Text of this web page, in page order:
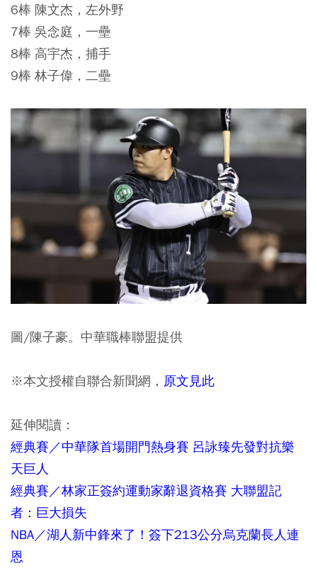
6棒 陳文杰，左外野
7棒 吳念庭，一壘
8棒 高宇杰，捕手
9棒 林子偉，二壘
圖/陳子豪。中華職棒聯盟提供
※本文授權自聯合新聞網， 原文見此
延伸閱讀：
經典賽／中華隊首場開門熱身賽 呂詠臻先發對抗樂
天巨人
經典賽／林家正簽約運動家辭退資格賽 大聯盟記
者：巨大損失
NBA／湖人新中鋒來了！簽下213公分烏克蘭長人連
恩